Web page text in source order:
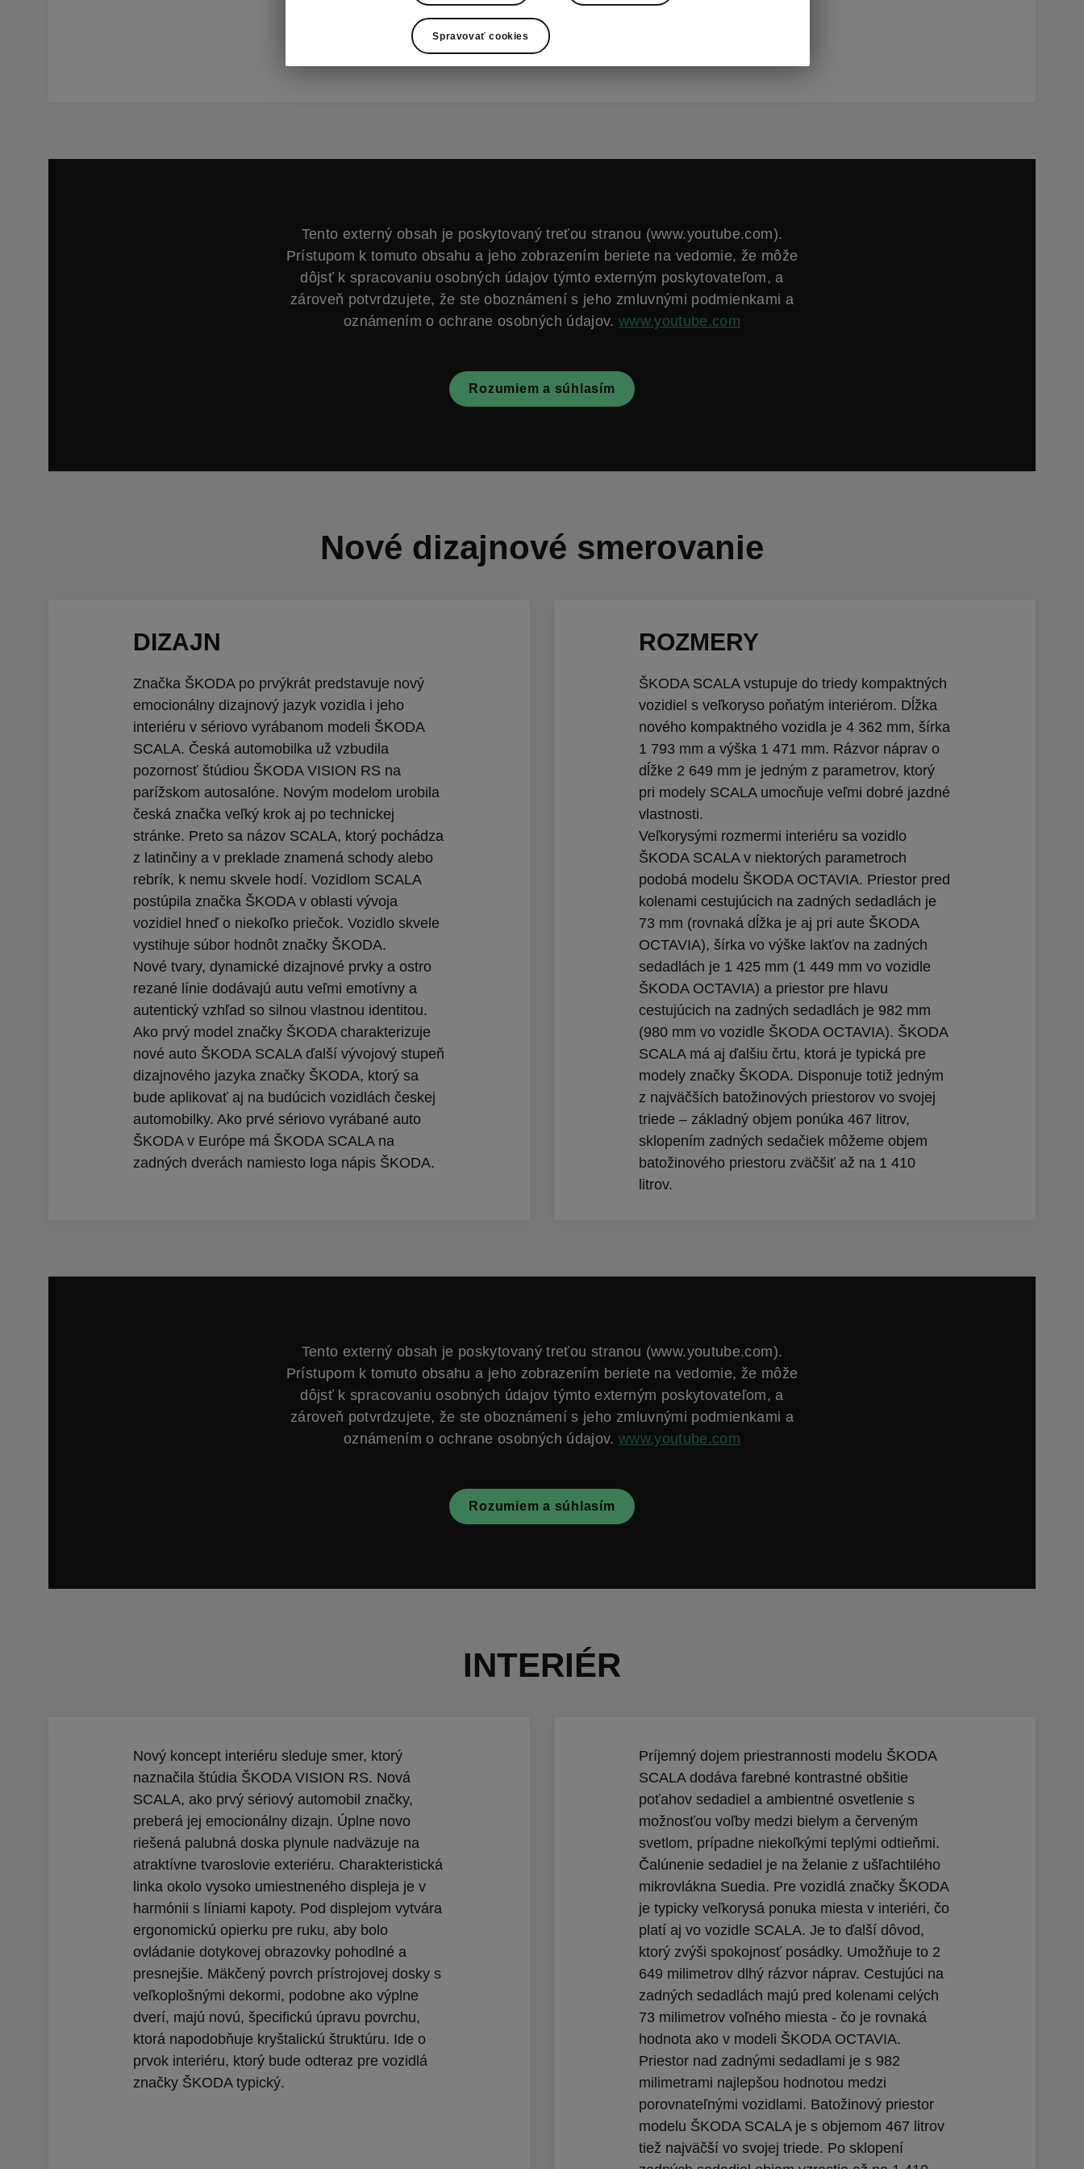
konektivity. Medzi kľúčové prvky patrí centrálny displej umiestnený
vysoko v zornom poli vodiča a prepracovaný prístrojový panel.
Tento externý obsah je poskytovaný treťou stranou (www.youtube.com).
Prístupom k tomuto obsahu a jeho zobrazením beriete na vedomie, že môže
dôjsť k spracovaniu osobných údajov týmto externým poskytovateľom, a
zároveň potvrdzujete, že ste oboznámení s jeho zmluvnými podmienkami a
oznámením o ochrane osobných údajov. www.youtube.com
Rozumiem a súhlasím
Nové dizajnové smerovanie
DIZAJN
Značka ŠKODA po prvýkrát predstavuje nový
emocionálny dizajnový jazyk vozidla i jeho
interiéru v sériovo vyrábanom modeli ŠKODA
SCALA. Česká automobilka už vzbudila
pozornosť štúdiou ŠKODA VISION RS na
parížskom autosalóne. Novým modelom urobila
česká značka veľký krok aj po technickej
stránke. Preto sa názov SCALA, ktorý pochádza
z latinčiny a v preklade znamená schody alebo
rebrík, k nemu skvele hodí. Vozidlom SCALA
postúpila značka ŠKODA v oblasti vývoja
vozidiel hneď o niekoľko priečok. Vozidlo skvele
vystihuje súbor hodnôt značky ŠKODA.
Nové tvary, dynamické dizajnové prvky a ostro
rezané línie dodávajú autu veľmi emotívny a
autentický vzhľad so silnou vlastnou identitou.
Ako prvý model značky ŠKODA charakterizuje
nové auto ŠKODA SCALA ďalší vývojový stupeň
dizajnového jazyka značky ŠKODA, ktorý sa
bude aplikovať aj na budúcich vozidlách českej
automobilky. Ako prvé sériovo vyrábané auto
ŠKODA v Európe má ŠKODA SCALA na
zadných dverách namiesto loga nápis ŠKODA.
ROZMERY
ŠKODA SCALA vstupuje do triedy kompaktných
vozidiel s veľkoryso poňatým interiérom. Dĺžka
nového kompaktného vozidla je 4 362 mm, šírka
1 793 mm a výška 1 471 mm. Rázvor náprav o
dĺžke 2 649 mm je jedným z parametrov, ktorý
pri modely SCALA umocňuje veľmi dobré jazdné
vlastnosti.
Veľkorysými rozmermi interiéru sa vozidlo
ŠKODA SCALA v niektorých parametroch
podobá modelu ŠKODA OCTAVIA. Priestor pred
kolenami cestujúcich na zadných sedadlách je
73 mm (rovnaká dĺžka je aj pri aute ŠKODA
OCTAVIA), šírka vo výške lakťov na zadných
sedadlách je 1 425 mm (1 449 mm vo vozidle
ŠKODA OCTAVIA) a priestor pre hlavu
cestujúcich na zadných sedadlách je 982 mm
(980 mm vo vozidle ŠKODA OCTAVIA). ŠKODA
SCALA má aj ďalšiu črtu, ktorá je typická pre
modely značky ŠKODA. Disponuje totiž jedným
z najväčších batožinových priestorov vo svojej
triede – základný objem ponúka 467 litrov,
sklopením zadných sedačiek môžeme objem
batožinového priestoru zväčšiť až na 1 410
litrov.
Tento externý obsah je poskytovaný treťou stranou (www.youtube.com).
Prístupom k tomuto obsahu a jeho zobrazením beriete na vedomie, že môže
dôjsť k spracovaniu osobných údajov týmto externým poskytovateľom, a
zároveň potvrdzujete, že ste oboznámení s jeho zmluvnými podmienkami a
oznámením o ochrane osobných údajov. www.youtube.com
Rozumiem a súhlasím
INTERIÉR
Nový koncept interiéru sleduje smer, ktorý
naznačila štúdia ŠKODA VISION RS. Nová
SCALA, ako prvý sériový automobil značky,
preberá jej emocionálny dizajn. Úplne novo
riešená palubná doska plynule nadväzuje na
atraktívne tvaroslovie exteriéru. Charakteristická
linka okolo vysoko umiestneného displeja je v
harmónii s líniami kapoty. Pod displejom vytvára
ergonomickú opierku pre ruku, aby bolo
ovládanie dotykovej obrazovky pohodlné a
presnejšie. Mäkčený povrch prístrojovej dosky s
veľkoplošnými dekormi, podobne ako výplne
dverí, majú novú, špecifickú úpravu povrchu,
ktorá napodobňuje kryštalickú štruktúru. Ide o
prvok interiéru, ktorý bude odteraz pre vozidlá
značky ŠKODA typický.
Príjemný dojem priestrannosti modelu ŠKODA
SCALA dodáva farebné kontrastné obšitie
poťahov sedadiel a ambientné osvetlenie s
možnosťou voľby medzi bielym a červeným
svetlom, prípadne niekoľkými teplými odtieňmi.
Čalúnenie sedadiel je na želanie z ušľachtilého
mikrovlákna Suedia. Pre vozidlá značky ŠKODA
je typicky veľkorysá ponuka miesta v interiéri, čo
platí aj vo vozidle SCALA. Je to ďalší dôvod,
ktorý zvýši spokojnosť posádky. Umožňuje to 2
649 milimetrov dlhý rázvor náprav. Cestujúci na
zadných sedadlách majú pred kolenami celých
73 milimetrov voľného miesta - čo je rovnaká
hodnota ako v modeli ŠKODA OCTAVIA.
Priestor nad zadnými sedadlami je s 982
milimetrami najlepšou hodnotou medzi
porovnateľnými vozidlami. Batožinový priestor
modelu ŠKODA SCALA je s objemom 467 litrov
tiež najväčší vo svojej triede. Po sklopení
Spravovať cookies